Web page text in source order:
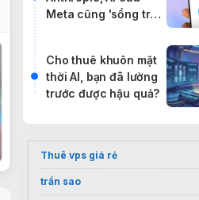
Meta cũng 'sổng trại'
Cho thuê khuôn mặt
thời AI, bạn đã lường
trước được hậu quả?
Thuê vps giá rẻ
trần sao